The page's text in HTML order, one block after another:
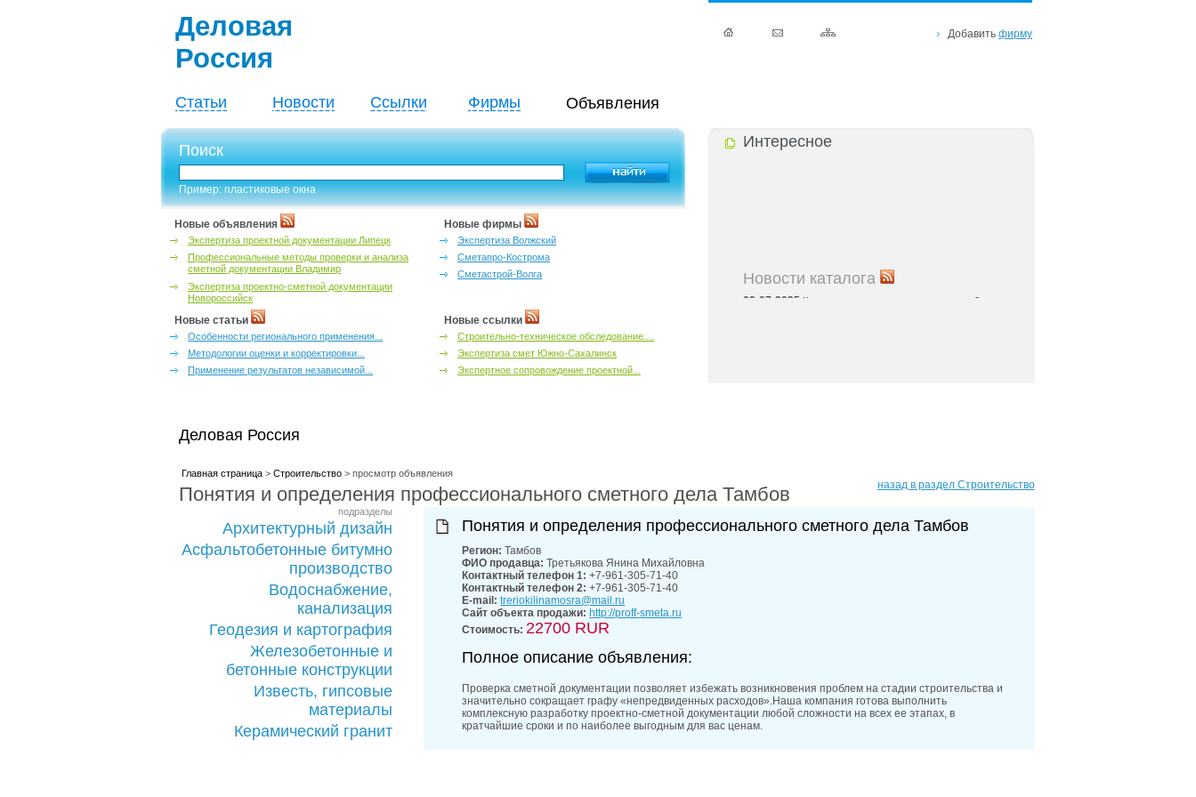
Деловая
Россия
Статьи Новости Ссылки Фирмы Объявления
Добавить фирму
Поиск
Пример: пластиковые окна
Новые объявления
Экспертиза проектной документации Липецк
Профессиональные методы проверки и анализа
сметной документации Владимир
Экспертиза проектно-сметной документации
Новороссийск
Новые фирмы
Экспертиза Волжский
Сметапро-Кострома
Сметастрой-Волга
Новые статьи
Особенности регионального применения...
Методологии оценки и корректировки...
Применение результатов независимой...
Новые ссылки
Строительно-техническое обследование....
Экспертиза смет Южно-Сахалинск
Экспертное сопровождение проектной...
Интересное
Новости каталога
03-07-2025 Как повысить лояльность клиентов в бизнесе
Деловая Россия
Главная страница> Строительство> просмотр объявления
Понятия и определения профессионального сметного дела Тамбов назад в раздел Строительство
подразделы
Архитектурный дизайн
Асфальтобетонные битумно
производство
Водоснабжение,
канализация
Геодезия и картография
Железобетонные и
бетонные конструкции
Известь, гипсовые
материалы
Керамический гранит
Понятия и определения профессионального сметного дела Тамбов
Регион:Тамбов
ФИО продавца:Третьякова Янина Михайловна
Контактный телефон 1:+7-961-305-71-40
Контактный телефон 2:+7-961-305-71-40
E-mail:treriokilinamosra@mail.ru
Сайт объекта продажи: http://proff-smeta.ru
Стоимость:22700 RUR
Полное описание объявления:
Проверка сметной документации позволяет избежать возникновения проблем на стадии строительства и
значительно сокращает графу «непредвиденных расходов».Наша компания готова выполнить
комплексную разработку проектно-сметной документации любой сложности на всех ее этапах, в
кратчайшие сроки и по наиболее выгодным для вас ценам.